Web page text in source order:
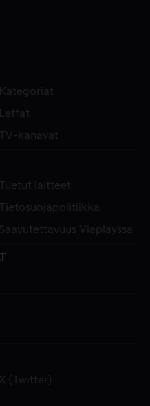
Kategoriat
Leffat
TV-kanavat
Tuetut laitteet
Tietosuojapolitiikka
Saavutettavuus Viaplayssa
X (Twitter)